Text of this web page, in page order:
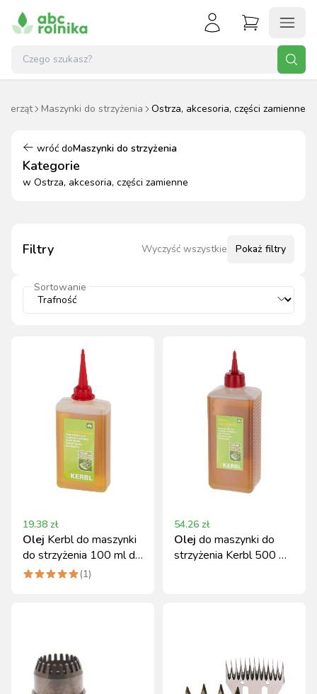
Maszynki do strzyżenia Ostrza, akcesoria, części zamienne
wróć doMaszynki do strzyżenia
Kategorie
w Ostrza, akcesoria, części zamienne
Filtry Wyczyść wszystkie Pokaż filtry
Sortowanie
19.38 zł
Olej Kerbl do maszynki
do strzyżenia 100 ml do
smarowania ostrzy
(1)
54.26 zł
Olej do maszynki do
strzyżenia Kerbl 500 ml,